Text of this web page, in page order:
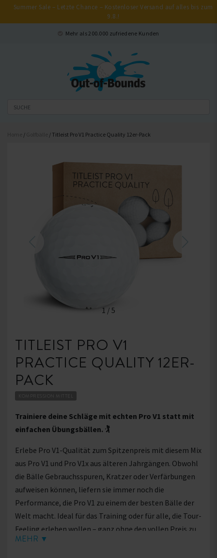
Summer Sale – Letzte Chance – Kostenloser Versand auf alles bis zum
9.8.!
Mehr als 200.000 zufriedene Kunden
/ / Titleist Pro V1 Practice Quality 12er-Pack
1 / 5
TITLEIST PRO V1
PRACTICE QUALITY 12ER-
PACK
KOMPRESSION MITTEL
Trainiere deine Schläge mit echten Pro V1 statt mit
einfachen Übungsbällen. 🏌
Erlebe Pro V1-Qualität zum Spitzenpreis mit diesem Mix
aus Pro V1 und Pro V1x aus älteren Jahrgängen. Obwohl
die Bälle Gebrauchsspuren, Kratzer oder Verfärbungen
aufweisen können, liefern sie immer noch die
Performance, die Pro V1 zu einem der besten Bälle der
Welt macht. Ideal für das Training oder für alle, die Tour-
Feeling erleben wollen – ganz ohne den vollen Preis zu
zahlen! 🥳
MEHR ▼